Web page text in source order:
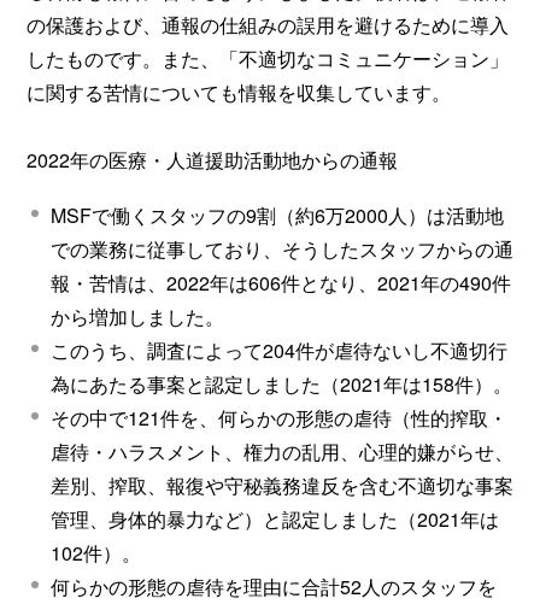
の保護および、通報の仕組みの誤用を避けるために導入
したものです。また、「不適切なコミュニケーション」
に関する苦情についても情報を収集しています。
2022年の医療・人道援助活動地からの通報
MSFで働くスタッフの9割（約6万2000人）は活動地
での業務に従事しており、そうしたスタッフからの通
報・苦情は、2022年は606件となり、2021年の490件
から増加しました。
このうち、調査によって204件が虐待ないし不適切行
為にあたる事案と認定しました（2021年は158件）。
その中で121件を、何らかの形態の虐待（性的搾取・
虐待・ハラスメント、権力の乱用、心理的嫌がらせ、
差別、搾取、報復や守秘義務違反を含む不適切な事案
管理、身体的暴力など）と認定しました（2021年は
102件）。
何らかの形態の虐待を理由に合計52人のスタッフを